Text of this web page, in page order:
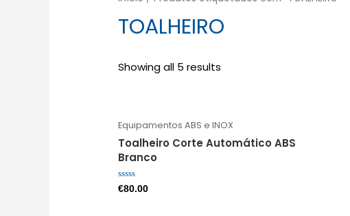
TOALHEIRO
Showing all 5 results
Equipamentos ABS e INOX
Toalheiro Corte Automático ABS
Branco
Avaliação
0
€80.00